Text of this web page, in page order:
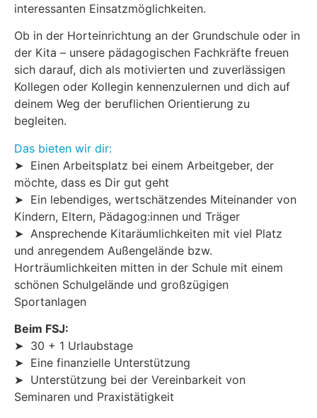
interessanten Einsatzmöglichkeiten.
Ob in der Horteinrichtung an der Grundschule oder in
der Kita – unsere pädagogischen Fachkräfte freuen
sich darauf, dich als motivierten und zuverlässigen
Kollegen oder Kollegin kennenzulernen und dich auf
deinem Weg der beruflichen Orientierung zu
begleiten.
Das bieten wir dir:
➤ Einen Arbeitsplatz bei einem Arbeitgeber, der
möchte, dass es Dir gut geht
➤ Ein lebendiges, wertschätzendes Miteinander von
Kindern, Eltern, Pädagog:innen und Träger
➤ Ansprechende Kitaräumlichkeiten mit viel Platz
und anregendem Außengelände bzw.
Horträumlichkeiten mitten in der Schule mit einem
schönen Schulgelände und großzügigen
Sportanlagen
Beim FSJ:
➤ 30 + 1 Urlaubstage
➤ Eine finanzielle Unterstützung
➤ Unterstützung bei der Vereinbarkeit von
Seminaren und Praxistätigkeit